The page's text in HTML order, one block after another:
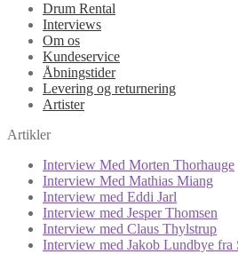
Drum Rental
Interviews
Om os
Kundeservice
Åbningstider
Levering og returnering
Artister
Artikler
Interview Med Morten Thorhauge
Interview Med Mathias Miang
Interview med Eddi Jarl
Interview med Jesper Thomsen
Interview med Claus Thylstrup
Interview med Jakob Lundbye fra